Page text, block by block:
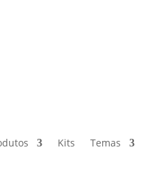
Kits Temas